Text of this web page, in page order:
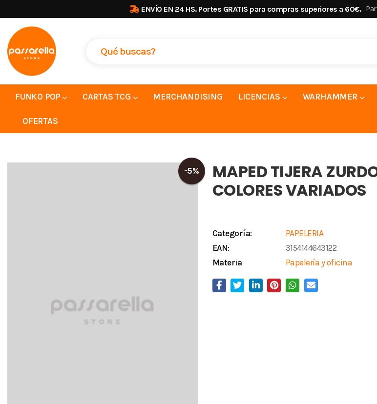
ENVÍO EN 24 HS. Portes GRATIS para compras superiores a 60€.
FUNKO POP CARTAS TCG MERCHANDISING LICENCIAS WARHAMMER
OFERTAS
-5%
MAPED TIJERA
COLORES VARIADOS
Categoría:
PAPELERIA
EAN:
3154144643122
Materia
Papelería y oficina